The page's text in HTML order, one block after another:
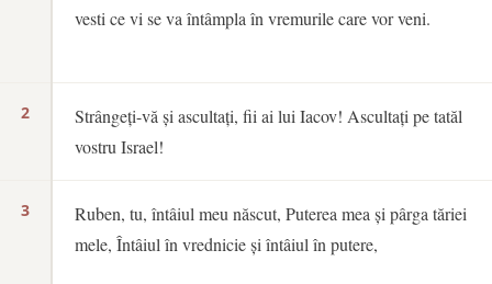
2
3
vesti ce vi se va întâmpla în vremurile care vor veni.
Strângeți-vă și ascultați, fii ai lui Iacov! Ascultați pe tatăl
vostru Israel!
Ruben, tu, întâiul meu născut, Puterea mea și pârga tăriei
mele, Întâiul în vrednicie și întâiul în putere,